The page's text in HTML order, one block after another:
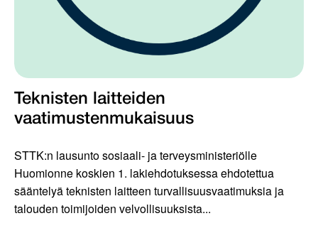
Teknisten laitteiden
vaatimustenmukaisuus
STTK:n lausunto sosiaali- ja terveysministeriölle
Huomionne koskien 1. lakiehdotuksessa ehdotettua
sääntelyä teknisten laitteen turvallisuusvaatimuksia ja
talouden toimijoiden velvollisuuksista...